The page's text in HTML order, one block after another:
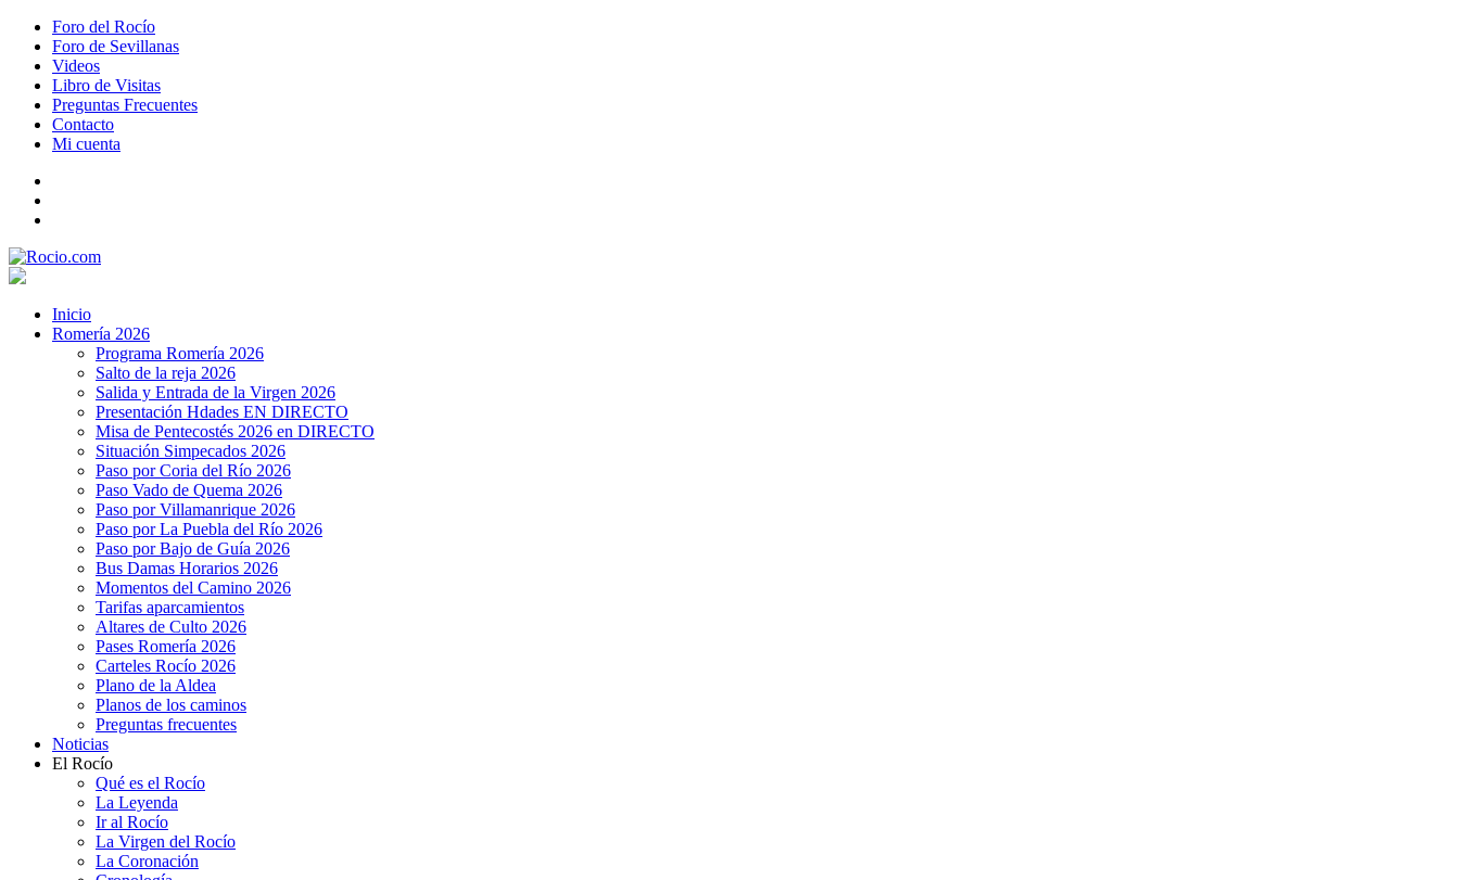
Foro del Rocío
Foro de Sevillanas
Videos
Libro de Visitas
Preguntas Frecuentes
Contacto
Mi cuenta
Inicio
Romería 2026
Programa Romería 2026
Salto de la reja 2026
Salida y Entrada de la Virgen 2026
Presentación Hdades EN DIRECTO
Misa de Pentecostés 2026 en DIRECTO
Situación Simpecados 2026
Paso por Coria del Río 2026
Paso Vado de Quema 2026
Paso por Villamanrique 2026
Paso por La Puebla del Río 2026
Paso por Bajo de Guía 2026
Bus Damas Horarios 2026
Momentos del Camino 2026
Tarifas aparcamientos
Altares de Culto 2026
Pases Romería 2026
Carteles Rocío 2026
Plano de la Aldea
Planos de los caminos
Preguntas frecuentes
Noticias
El Rocío
Qué es el Rocío
La Leyenda
Ir al Rocío
La Virgen del Rocío
La Coronación